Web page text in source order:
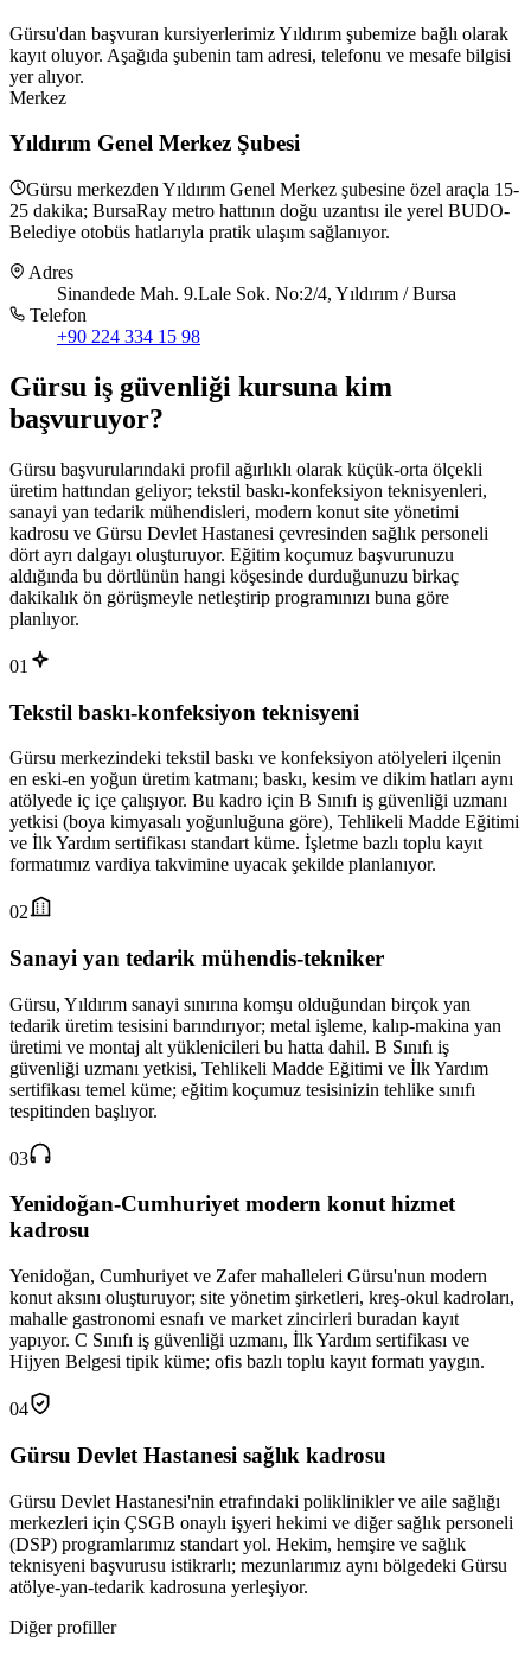
Gürsu'dan başvuran kursiyerlerimiz Yıldırım şubemize bağlı olarak
kayıt oluyor. Aşağıda şubenin tam adresi, telefonu ve mesafe bilgisi
yer alıyor.
Merkez
Yıldırım Genel Merkez Şubesi
Gürsu merkezden Yıldırım Genel Merkez şubesine özel araçla 15-
25 dakika; BursaRay metro hattının doğu uzantısı ile yerel BUDO-
Belediye otobüs hatlarıyla pratik ulaşım sağlanıyor.
Adres
Sinandede Mah. 9.Lale Sok. No:2/4, Yıldırım / Bursa
Telefon
+90 224 334 15 98
Gürsu iş güvenliği kursuna kim
başvuruyor?
Gürsu başvurularındaki profil ağırlıklı olarak küçük-orta ölçekli
üretim hattından geliyor; tekstil baskı-konfeksiyon teknisyenleri,
sanayi yan tedarik mühendisleri, modern konut site yönetimi
kadrosu ve Gürsu Devlet Hastanesi çevresinden sağlık personeli
dört ayrı dalgayı oluşturuyor. Eğitim koçumuz başvurunuzu
aldığında bu dörtlünün hangi köşesinde durduğunuzu birkaç
dakikalık ön görüşmeyle netleştirip programınızı buna göre
planlıyor.
01
Tekstil baskı-konfeksiyon teknisyeni
Gürsu merkezindeki tekstil baskı ve konfeksiyon atölyeleri ilçenin
en eski-en yoğun üretim katmanı; baskı, kesim ve dikim hatları aynı
atölyede iç içe çalışıyor. Bu kadro için B Sınıfı iş güvenliği uzmanı
yetkisi (boya kimyasalı yoğunluğuna göre), Tehlikeli Madde Eğitimi
ve İlk Yardım sertifikası standart küme. İşletme bazlı toplu kayıt
formatımız vardiya takvimine uyacak şekilde planlanıyor.
02
Sanayi yan tedarik mühendis-tekniker
Gürsu, Yıldırım sanayi sınırına komşu olduğundan birçok yan
tedarik üretim tesisini barındırıyor; metal işleme, kalıp-makina yan
üretimi ve montaj alt yüklenicileri bu hatta dahil. B Sınıfı iş
güvenliği uzmanı yetkisi, Tehlikeli Madde Eğitimi ve İlk Yardım
sertifikası temel küme; eğitim koçumuz tesisinizin tehlike sınıfı
tespitinden başlıyor.
03
Yenidoğan-Cumhuriyet modern konut hizmet
kadrosu
Yenidoğan, Cumhuriyet ve Zafer mahalleleri Gürsu'nun modern
konut aksını oluşturuyor; site yönetim şirketleri, kreş-okul kadroları,
mahalle gastronomi esnafı ve market zincirleri buradan kayıt
yapıyor. C Sınıfı iş güvenliği uzmanı, İlk Yardım sertifikası ve
Hijyen Belgesi tipik küme; ofis bazlı toplu kayıt formatı yaygın.
04
Gürsu Devlet Hastanesi sağlık kadrosu
Gürsu Devlet Hastanesi'nin etrafındaki poliklinikler ve aile sağlığı
merkezleri için ÇSGB onaylı işyeri hekimi ve diğer sağlık personeli
(DSP) programlarımız standart yol. Hekim, hemşire ve sağlık
teknisyeni başvurusu istikrarlı; mezunlarımız aynı bölgedeki Gürsu
atölye-yan-tedarik kadrosuna yerleşiyor.
Diğer profiller